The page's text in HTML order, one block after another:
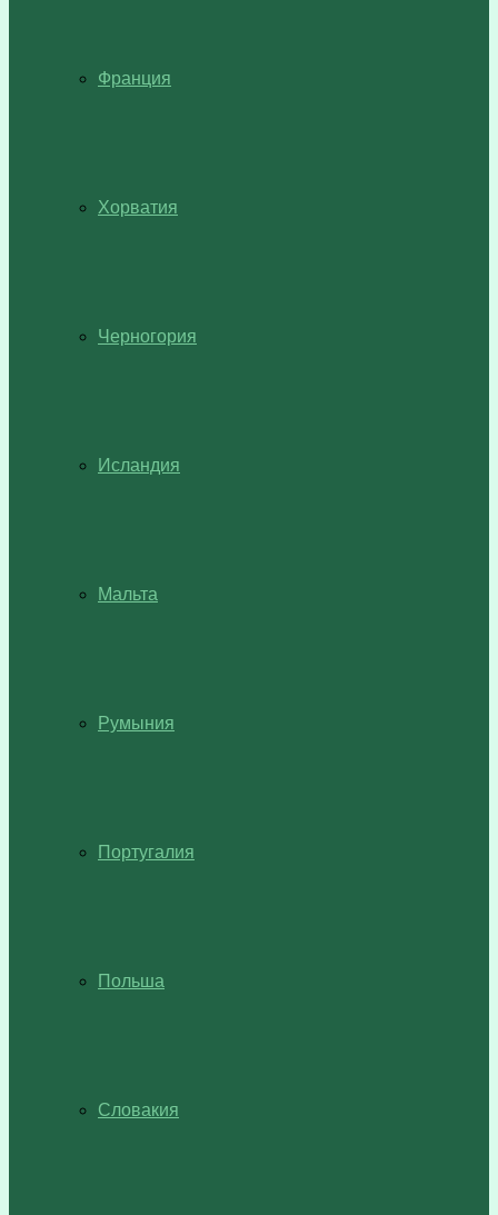
Франция
Хорватия
Черногория
Исландия
Мальта
Румыния
Португалия
Польша
Словакия